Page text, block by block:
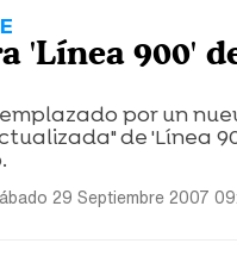
'Línea 900'
por un
de 'Línea
29 Septiembre 2007